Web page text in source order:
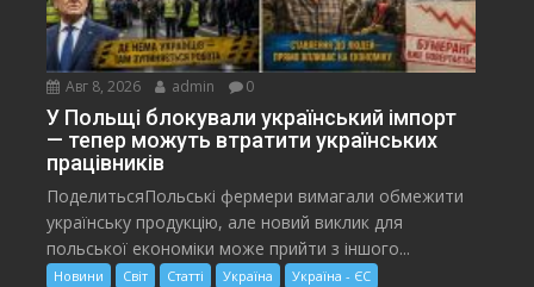
Авг 8, 2026 admin 0
У Польщі блокували український імпорт
— тепер можуть втратити українських
працівників
ПоделитьсяПольські фермери вимагали обмежити
українську продукцію, але новий виклик для
польської економіки може прийти з іншого...
Новини Світ Статті Україна Україна - ЄС